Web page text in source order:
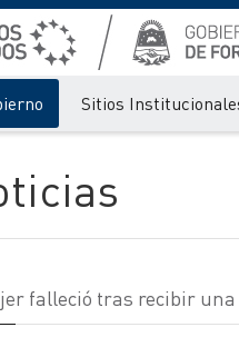
Sitios
falleció tras recibir